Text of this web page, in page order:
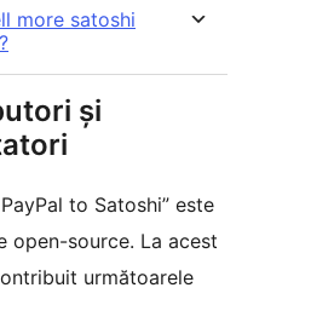
more satoshi
și
to Satoshi” este
open-source. La acest
următoarele